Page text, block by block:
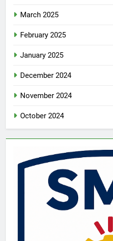
March 2025
February 2025
January 2025
December 2024
November 2024
October 2024